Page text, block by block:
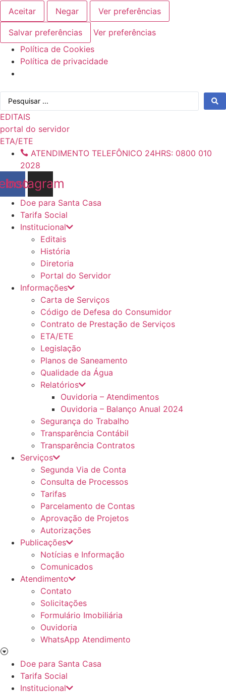
Aceitar
Negar Ver preferências
Salvar preferências
Ver preferências
Política de Cookies
Política de privacidade
para
o
conteúdo
Pesquisar
EDITAIS
portal do servidor
ETA/ETE
ATENDIMENTO TELEFÔNICO 24HRS: 0800 010
2028
Instagram
Doe para Santa Casa
Tarifa Social
Institucional
Editais
História
Diretoria
Portal do Servidor
Informações
Carta de Serviços
Código de Defesa do Consumidor
Contrato de Prestação de Serviços
ETA/ETE
Legislação
Planos de Saneamento
Qualidade da Água
Relatórios
Ouvidoria – Atendimentos
Ouvidoria – Balanço Anual 2024
Segurança do Trabalho
Transparência Contábil
Transparência Contratos
Serviços
Segunda Via de Conta
Consulta de Processos
Tarifas
Parcelamento de Contas
Aprovação de Projetos
Autorizações
Publicações
Notícias e Informação
Comunicados
Atendimento
Contato
Solicitações
Formulário Imobiliária
Ouvidoria
WhatsApp Atendimento
Doe para Santa Casa
Tarifa Social
Institucional